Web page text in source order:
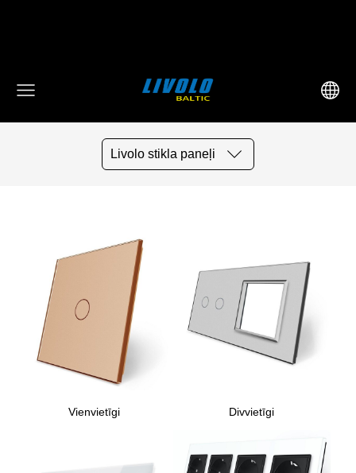
Livolo stikla paneļi
Vienvietīgi Divvietīgi